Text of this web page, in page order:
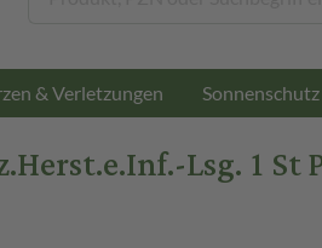
& Verletzungen Sonnenschutz
Lsg. 1